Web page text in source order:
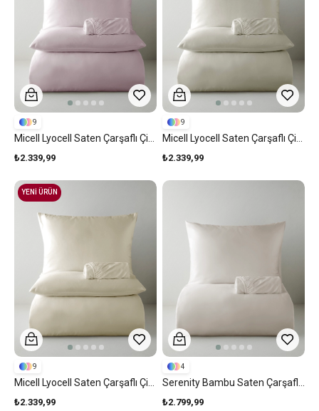
₺2.339,99
9
₺2.339,99
9
₺2.339,99
9
YENİ ÜRÜN
₺2.799,99
4